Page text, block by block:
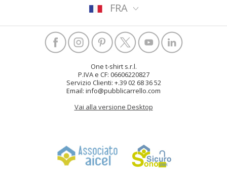
FRA
One t-shirt s.r.l.
P.IVA e CF: 06606220827
Servizio Clienti: +.39 02 68 36 52
Email: info@pubblicarrello.com
Vai alla versione Desktop